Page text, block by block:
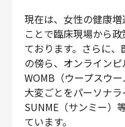
現在は、女性の健康
ことで臨床現場から
ております。さらに
の傍ら、オンライン
WOMB（ウープスウ
大変ごとをパーソナ
SUNME（サンミー）
ています。